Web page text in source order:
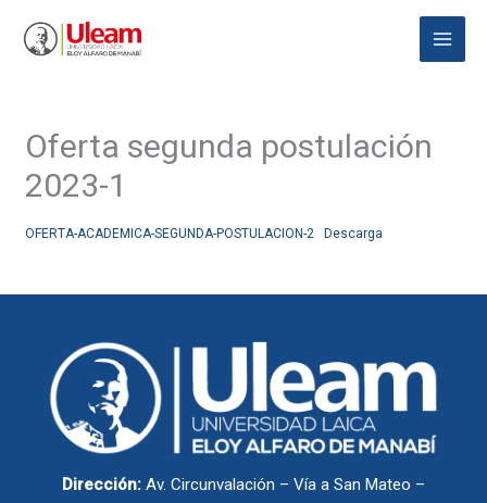
Main
Menu
Oferta segunda postulación
2023-1
OFERTA-ACADEMICA-SEGUNDA-POSTULACION-2 Descarga
Dirección: Av. Circunvalación – Vía a San Mateo –